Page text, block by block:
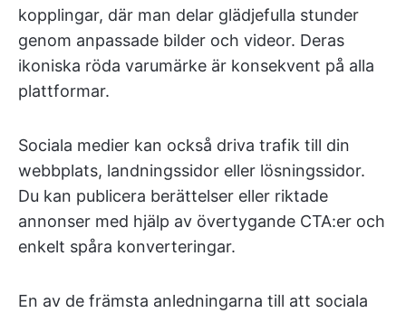
kopplingar, där man delar glädjefulla stunder
genom anpassade bilder och videor. Deras
ikoniska röda varumärke är konsekvent på alla
plattformar.
Sociala medier kan också driva trafik till din
webbplats, landningssidor eller lösningssidor.
Du kan publicera berättelser eller riktade
annonser med hjälp av övertygande CTA:er och
enkelt spåra konverteringar.
En av de främsta anledningarna till att sociala